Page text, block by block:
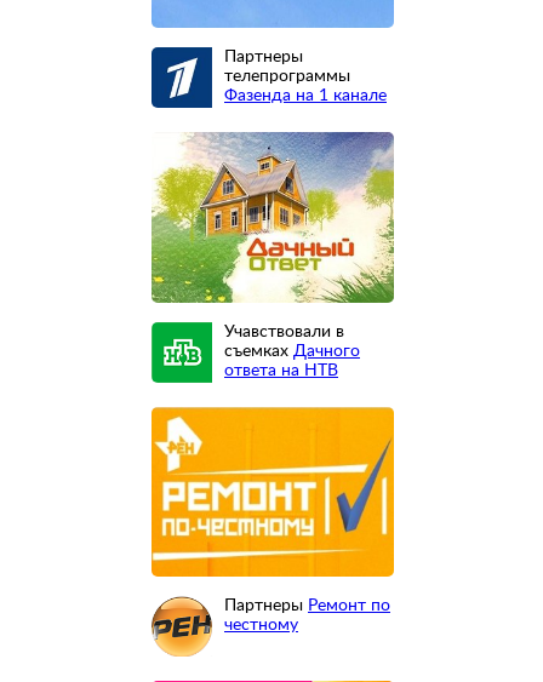
Партнеры
телепрограммы
Фазенда на 1 канале
Учавствовали в
съемках Дачного
ответа на НТВ
Партнеры Ремонт по
честному